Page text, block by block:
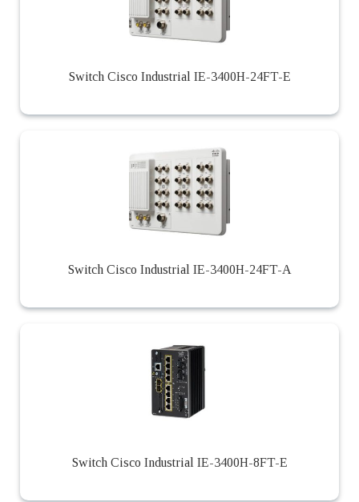
Switch Cisco Industrial IE-3400H-24FT-E
Switch Cisco Industrial IE-3400H-24FT-A
Switch Cisco Industrial IE-3400H-8FT-E